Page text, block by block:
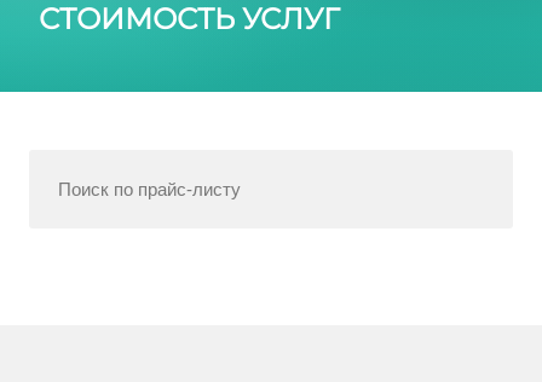
СТОИМОСТЬ УСЛУГ